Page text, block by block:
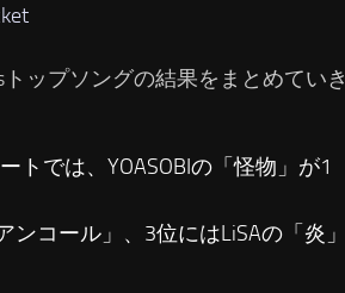
ップソングの結果をまとめていき
トでは、YOASOBIの「怪物」が1
ンコール」、3位にはLiSAの「炎」